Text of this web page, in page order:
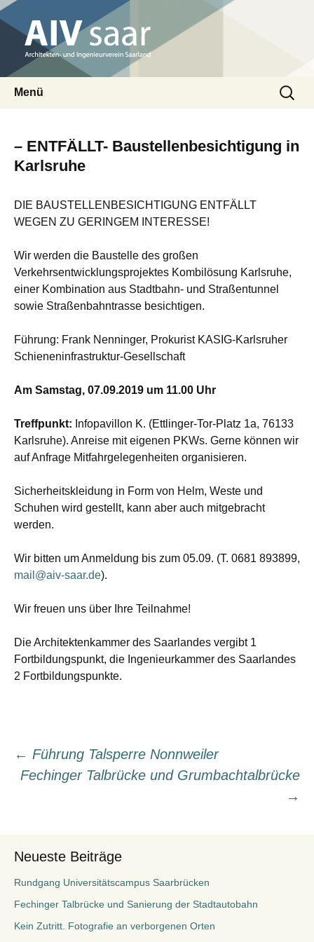
AIV saar
Architekten- und Ingenieurverein Saarland
Menü
springen
Suchen
nach:
– ENTFÄLLT- Baustellenbesichtigung in
Karlsruhe
DIE BAUSTELLENBESICHTIGUNG ENTFÄLLT
WEGEN ZU GERINGEM INTERESSE!
Wir werden die Baustelle des großen
Verkehrsentwicklungsprojektes Kombilösung Karlsruhe,
einer Kombination aus Stadtbahn- und Straßentunnel
sowie Straßenbahntrasse besichtigen.
Führung: Frank Nenninger, Prokurist KASIG-Karlsruher
Schieneninfrastruktur-Gesellschaft
Am Samstag, 07.09.2019 um 11.00 Uhr
Treffpunkt: Infopavillon K. (Ettlinger-Tor-Platz 1a, 76133
Karlsruhe). Anreise mit eigenen PKWs. Gerne können wir
auf Anfrage Mitfahrgelegenheiten organisieren.
Sicherheitskleidung in Form von Helm, Weste und
Schuhen wird gestellt, kann aber auch mitgebracht
werden.
Wir bitten um Anmeldung bis zum 05.09. (T. 0681 893899,
mail@aiv-saar.de).
Wir freuen uns über Ihre Teilnahme!
Die Architektenkammer des Saarlandes vergibt 1
Fortbildungspunkt, die Ingenieurkammer des Saarlandes
2 Fortbildungspunkte.
Beitragsnavigation
← Führung Talsperre Nonnweiler
Fechinger Talbrücke und Grumbachtalbrücke
→
Neueste Beiträge
Rundgang Universitätscampus Saarbrücken
Fechinger Talbrücke und Sanierung der Stadtautobahn
Kein Zutritt. Fotografie an verborgenen Orten